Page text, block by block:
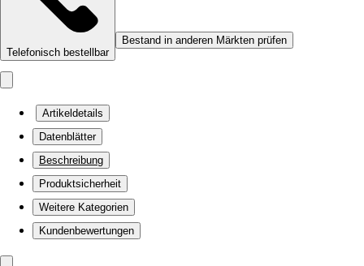
Telefonisch bestellbar
Bestand in anderen Märkten prüfen
Artikeldetails
Datenblätter
Beschreibung
Produktsicherheit
Weitere Kategorien
Kundenbewertungen